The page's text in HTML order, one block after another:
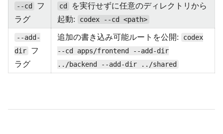
--cd
フ
ラグ
cd
を実行せずに任意のディレクトリから
起動:
codex --cd <path>
--add-
dir
フ
ラグ
追加の書き込み可能ルートを公開:
codex
--cd apps/frontend --add-dir
../backend --add-dir ../shared